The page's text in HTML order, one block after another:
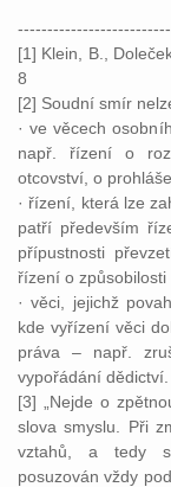
[1] Klein, B.,
8
[2] Soudní smír
· ve věcech
např. řízení o
otcovství, o
· řízení, která lze
patří především
přípustnosti
řízení o
· věci, jejichž
kde vyřízení věci
práva – např.
vypořádání dědictví.
[3] „Nejde o
slova smyslu. Při
vztahů, a tedy
posuzován vždy